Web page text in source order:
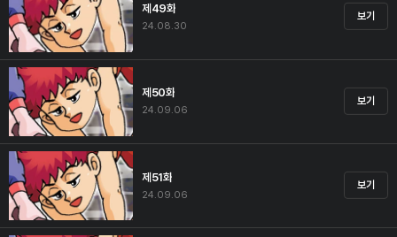
제49화
24.08.30
보기
제50화
24.09.06
보기
제51화
24.09.06
보기